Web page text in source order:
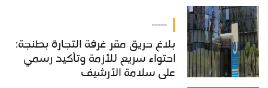
-----
بلاغ حريق مقر غرفة التجارة بطنجة:
احتواء سريع للأزمة وتأكيد رسمي
على سلامة الأرشيف